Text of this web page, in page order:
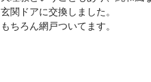
玄関ドアに交換しました。
もちろん網戸ついてます。